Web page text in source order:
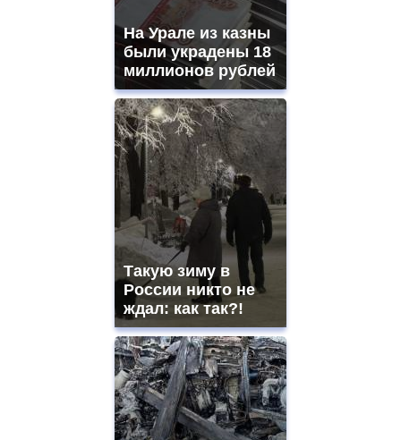
На Урале из казны
были украдены 18
миллионов рублей
Такую зиму в
России никто не
ждал: как так?!